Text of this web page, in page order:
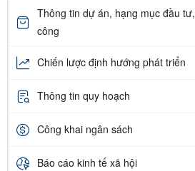
Thông tin dự án, hạng mục đầu
công
Chiến lược định hướng phát triển
Thông tin quy hoạch
Công khai ngân sách
Báo cáo kinh tế xã hội